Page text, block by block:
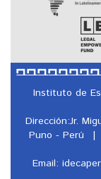
Instituto de
Dirección:Jr.
Puno - Perú
|
Email: